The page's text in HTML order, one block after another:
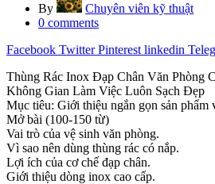
By
Chuyên viên kỹ thuật
0 comments
Facebook Twitter Pinterest linkedin
Thùng Rác Inox Đạp Chân Văn Phòng
Không Gian Làm Việc Luôn Sạch Đẹp
Mục tiêu: Giới thiệu ngắn gọn sản phẩm
Mở bài (100-150 từ)
Vai trò của vệ sinh văn phòng.
Vì sao nên dùng thùng rác có nắp.
Lợi ích của cơ chế đạp chân.
Giới thiệu dòng inox cao cấp.